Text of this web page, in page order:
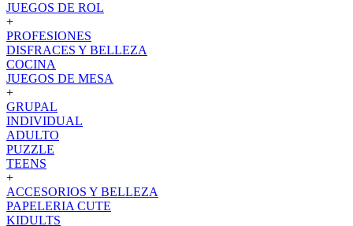
JUEGOS DE ROL
+
PROFESIONES
DISFRACES Y BELLEZA
COCINA
JUEGOS DE MESA
+
GRUPAL
INDIVIDUAL
ADULTO
PUZZLE
TEENS
+
ACCESORIOS Y BELLEZA
PAPELERIA CUTE
KIDULTS